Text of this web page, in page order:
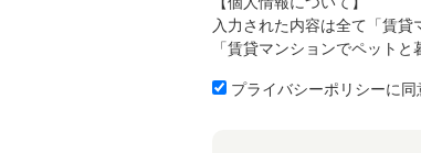
入力された内容は全て「賃貸
「賃貸マンションでペット
プライバシーポリシーに同